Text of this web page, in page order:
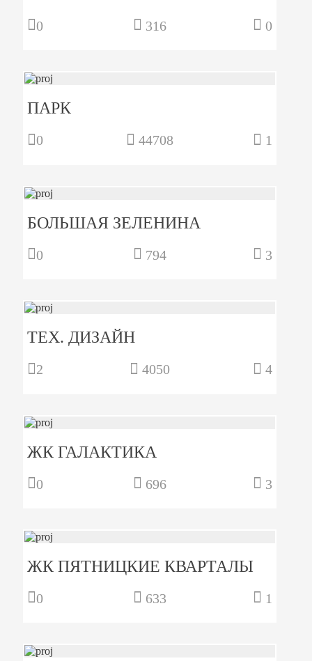
0 316 0
ПАРК
0 44708 1
БОЛЬШАЯ ЗЕЛЕНИНА
0 794 3
ТЕХ. ДИЗАЙН
2 4050 4
ЖК ГАЛАКТИКА
0 696 3
ЖК ПЯТНИЦКИЕ КВАРТАЛЫ
0 633 1